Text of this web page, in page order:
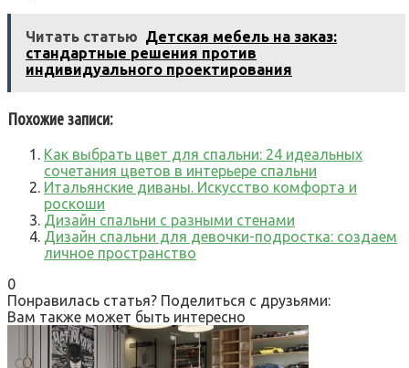
Читать статью Детская мебель на заказ:
стандартные решения против
индивидуального проектирования
Похожие записи:
Как выбрать цвет для спальни: 24 идеальных
сочетания цветов в интерьере спальни
Итальянские диваны. Искусство комфорта и
роскоши
Дизайн спальни с разными стенами
Дизайн спальни для девочки-подростка: создаем
личное пространство
0
Понравилась статья? Поделиться с друзьями:
Вам также может быть интересно